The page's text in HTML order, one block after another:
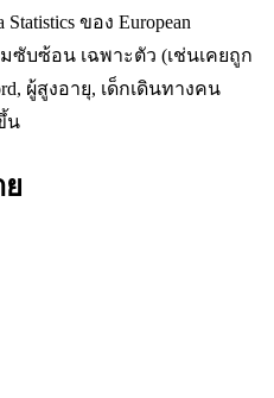
ของ European
ซับซ้อน เฉพาะตัว (เช่นเคยถูก
ผู้สูงอายุ, เด็กเดินทางคน
น